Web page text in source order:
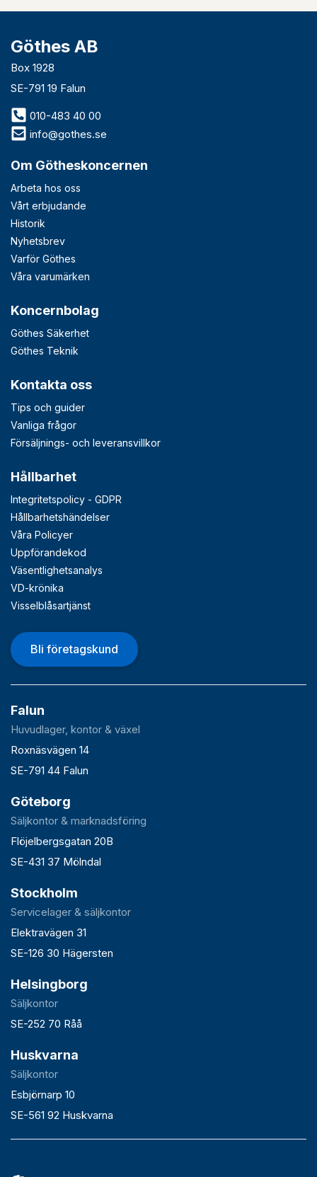
Göthes AB
Box 1928
SE-791 19 Falun
010-483 40 00
info@gothes.se
Om Götheskoncernen
Arbeta hos oss
Vårt erbjudande
Historik
Nyhetsbrev
Varför Göthes
Våra varumärken
Koncernbolag
Göthes Säkerhet
Göthes Teknik
Kontakta oss
Tips och guider
Vanliga frågor
Försäljnings- och leveransvillkor
Hållbarhet
Integritetspolicy - GDPR
Hållbarhetshändelser
Våra Policyer
Uppförandekod
Väsentlighetsanalys
VD-krönika
Visselblåsartjänst
Bli företagskund
Falun
Huvudlager, kontor & växel
Roxnäsvägen 14
SE-791 44 Falun
Göteborg
Säljkontor & marknadsföring
Flöjelbergsgatan 20B
SE-431 37 Mölndal
Stockholm
Servicelager & säljkontor
Elektravägen 31
SE-126 30 Hägersten
Helsingborg
Säljkontor
SE-252 70 Råå
Huskvarna
Säljkontor
Esbjörnarp 10
SE-561 92 Huskvarna